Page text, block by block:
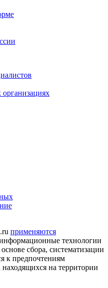
применяются
технологии
сбора, систематизации
к предпочтениям
находящихся на территории